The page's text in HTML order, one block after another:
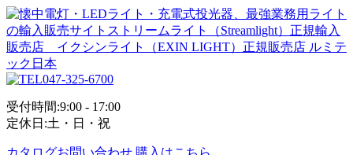
047-325-6700
受付時間:9:00 - 17:00
定休日:土・日・祝
カタログお問い合わせ 購入はこちら